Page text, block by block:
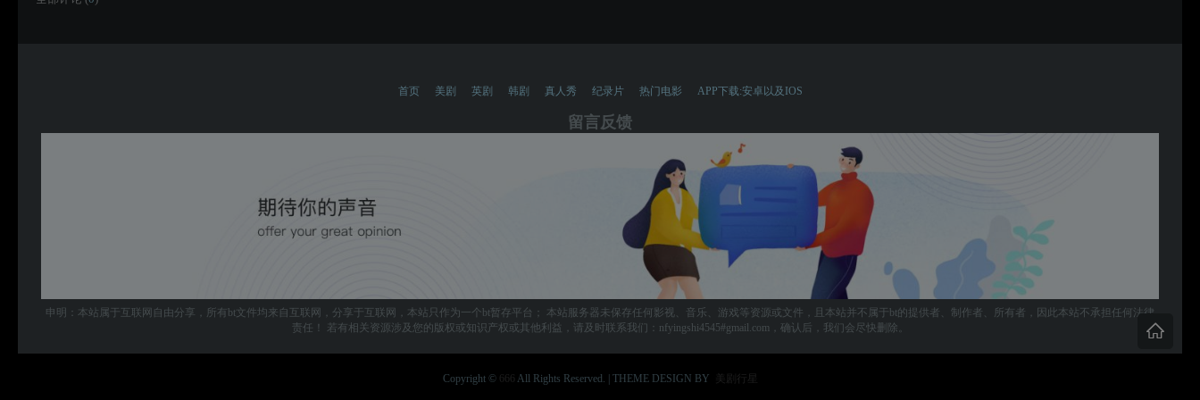
首页 美剧 英剧 韩剧 真人秀 纪录片 热门电影 APP下载:安卓以及IOS
留言反馈
申明：本站属于互联网自由分享，所有bt文件均来自互联网，分享于互联网，本站只作为一个bt暂存平台； 本站服务器未保存任何影视、音乐、游戏等资源或文件，且本站并不属于bt的提供者、制作者、所有者，因此本站不承担任何法律
责任！ 若有相关资源涉及您的版权或知识产权或其他利益，请及时联系我们：nfyingshi4545#gmail.com，确认后，我们会尽快删除。
Copyright © All Rights Reserved. | THEME DESIGN BY 美剧行星